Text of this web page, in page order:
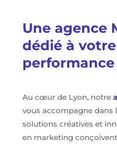
Une agence
dédié à votre
performance
Au cœur de Lyon, notre
vous accompagne dans
solutions créatives et
en marketing